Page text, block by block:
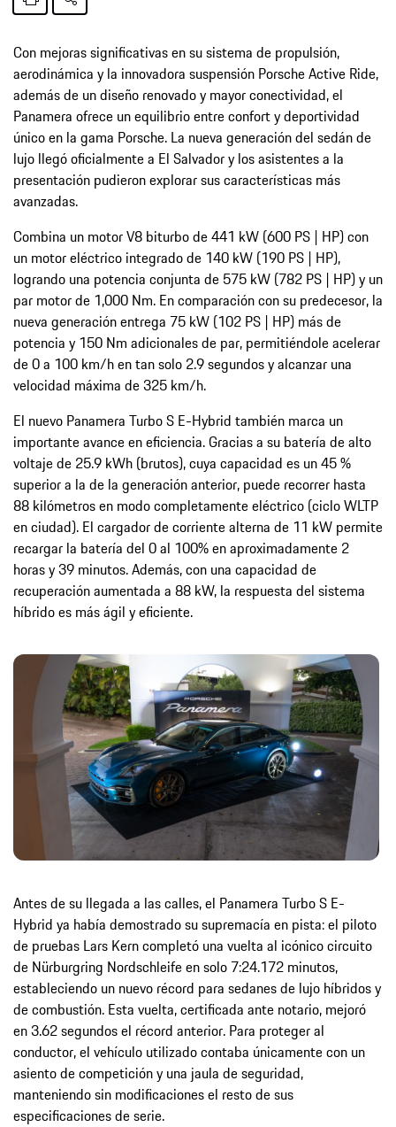
Con mejoras significativas en su sistema de propulsión,
aerodinámica y la innovadora suspensión Porsche Active Ride,
además de un diseño renovado y mayor conectividad, el
Panamera ofrece un equilibrio entre confort y deportividad
único en la gama Porsche. La nueva generación del sedán de
lujo llegó oficialmente a El Salvador y los asistentes a la
presentación pudieron explorar sus características más
avanzadas.
Combina un motor V8 biturbo de 441 kW (600 PS | HP) con
un motor eléctrico integrado de 140 kW (190 PS | HP),
logrando una potencia conjunta de 575 kW (782 PS | HP) y un
par motor de 1,000 Nm. En comparación con su predecesor, la
nueva generación entrega 75 kW (102 PS | HP) más de
potencia y 150 Nm adicionales de par, permitiéndole acelerar
de 0 a 100 km/h en tan solo 2.9 segundos y alcanzar una
velocidad máxima de 325 km/h.
El nuevo Panamera Turbo S E-Hybrid también marca un
importante avance en eficiencia. Gracias a su batería de alto
voltaje de 25.9 kWh (brutos), cuya capacidad es un 45 %
superior a la de la generación anterior, puede recorrer hasta
88 kilómetros en modo completamente eléctrico (ciclo WLTP
en ciudad). El cargador de corriente alterna de 11 kW permite
recargar la batería del 0 al 100% en aproximadamente 2
horas y 39 minutos. Además, con una capacidad de
recuperación aumentada a 88 kW, la respuesta del sistema
híbrido es más ágil y eficiente.
Antes de su llegada a las calles, el Panamera Turbo S E-
Hybrid ya había demostrado su supremacía en pista: el piloto
de pruebas Lars Kern completó una vuelta al icónico circuito
de Nürburgring Nordschleife en solo 7:24.172 minutos,
estableciendo un nuevo récord para sedanes de lujo híbridos y
de combustión. Esta vuelta, certificada ante notario, mejoró
en 3.62 segundos el récord anterior. Para proteger al
conductor, el vehículo utilizado contaba únicamente con un
asiento de competición y una jaula de seguridad,
manteniendo sin modificaciones el resto de sus
especificaciones de serie.